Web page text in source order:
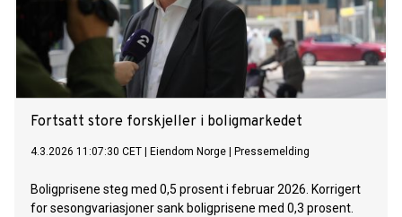
Fortsatt store forskjeller i boligmarkedet
4.3.2026 11:07:30 CET Eiendom Norge Pressemelding
Boligprisene steg med 0,5 prosent i februar 2026. Korrigert
for sesongvariasjoner sank boligprisene med 0,3 prosent.